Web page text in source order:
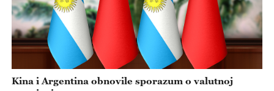
Kina i Argentina obnovile sporazum o valutnoj